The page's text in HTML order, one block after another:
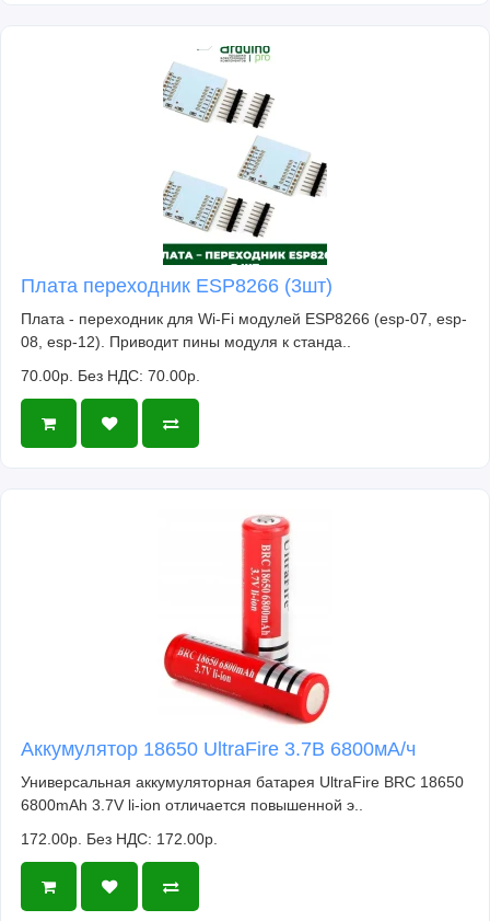
Плата переходник ESP8266 (3шт)
Плата - переходник для Wi-Fi модулей ESP8266 (esp-07, esp-
08, esp-12). Приводит пины модуля к станда..
70.00р. Без НДС: 70.00р.
Аккумулятор 18650 UltraFire 3.7В 6800мА/ч
Универсальная аккумуляторная батарея UltraFire BRC 18650
6800mAh 3.7V li-ion отличается повышенной э..
172.00р. Без НДС: 172.00р.